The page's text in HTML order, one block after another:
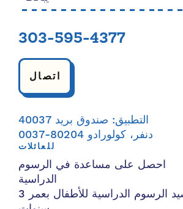
303-595-4377
اتصال
التطبيق: صندوق بريد 40037
دنفر، كولورادو 80204-0037
للعائلات
احصل على مساعدة في الرسوم
الدراسية
رصيد الرسوم الدراسية للأطفال بعمر 3